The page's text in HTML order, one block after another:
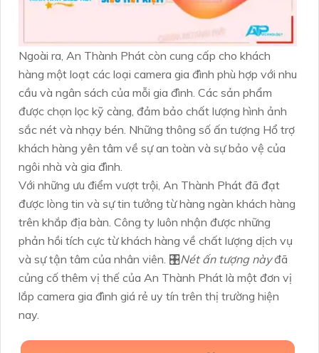
Ngoài ra, An Thành Phát còn cung cấp cho khách
hàng một loạt các loại camera gia đình phù hợp với nhu
cầu và ngân sách của mỗi gia đình. Các sản phẩm
được chọn lọc kỹ càng, đảm bảo chất lượng hình ảnh
sắc nét và nhạy bén. Những thông số ấn tượng Hổ trợ
khách hàng yên tâm về sự an toàn và sự bảo vệ của
ngôi nhà và gia đình.
Với những ưu điểm vượt trội, An Thành Phát đã đạt
được lòng tin và sự tin tưởng từ hàng ngàn khách hàng
trên khắp địa bàn. Công ty luôn nhận được những
phản hồi tích cực từ khách hàng về chất lượng dịch vụ
và sự tận tâm của nhân viên. 🎛Nét ấn tượng nàyđã
củng cố thêm vị thế của An Thành Phát là một đơn vị
lắp camera gia đình giá rẻ uy tín trên thị trường hiện
nay.